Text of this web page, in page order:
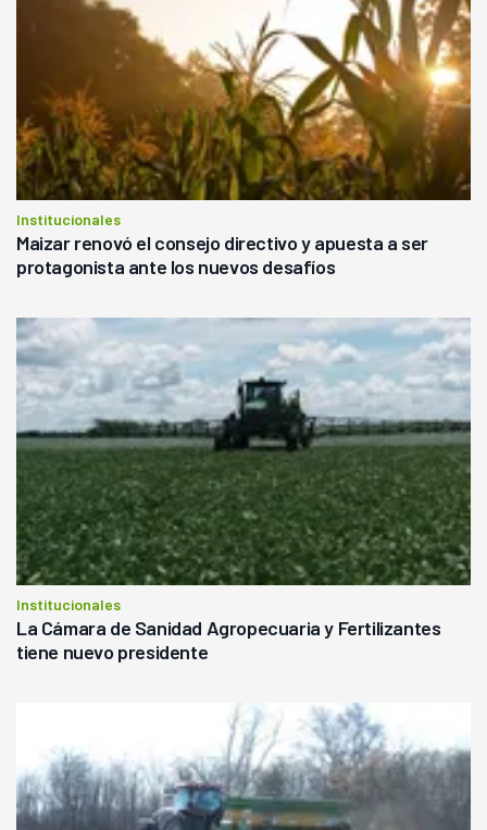
Institucionales
Maizar renovó el consejo directivo y apuesta a ser
protagonista ante los nuevos desafíos
Institucionales
La Cámara de Sanidad Agropecuaria y Fertilizantes
tiene nuevo presidente